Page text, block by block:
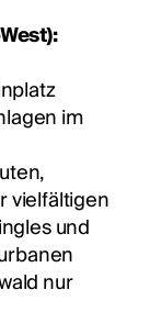
im
vielfältigen
und
nur